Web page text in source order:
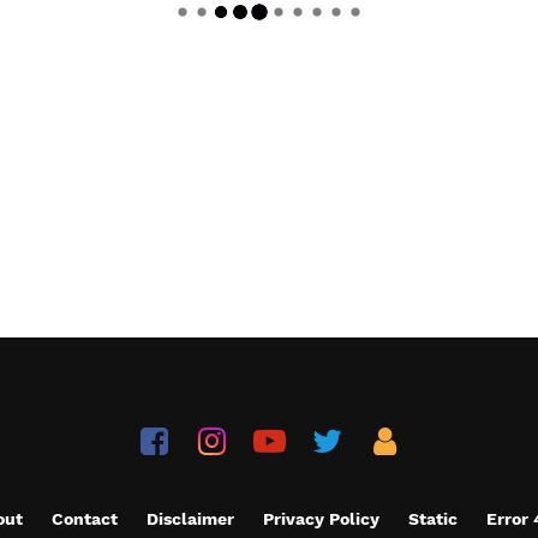
Contact Disclaimer Privacy Policy Static Error